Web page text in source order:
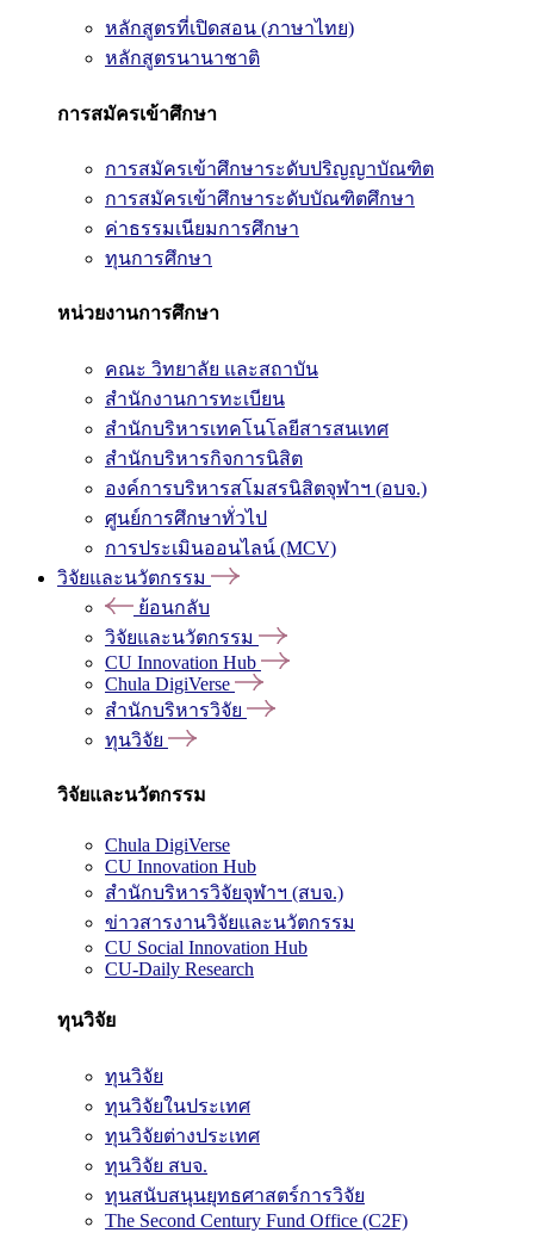
หลักสูตรที่เปิดสอน (ภาษาไทย)
หลักสูตรนานาชาติ
การสมัครเข้าศึกษา
การสมัครเข้าศึกษาระดับปริญญาบัณฑิต
การสมัครเข้าศึกษาระดับบัณฑิตศึกษา
ค่าธรรมเนียมการศึกษา
ทุนการศึกษา
หน่วยงานการศึกษา
คณะ วิทยาลัย และสถาบัน
สำนักงานการทะเบียน
สำนักบริหารเทคโนโลยีสารสนเทศ
สำนักบริหารกิจการนิสิต
องค์การบริหารสโมสรนิสิตจุฬาฯ (อบจ.)
ศูนย์การศึกษาทั่วไป
การประเมินออนไลน์ (MCV)
วิจัยและนวัตกรรม
ย้อนกลับ
วิจัยและนวัตกรรม
CU Innovation Hub
Chula DigiVerse
สำนักบริหารวิจัย
ทุนวิจัย
วิจัยและนวัตกรรม
Chula DigiVerse
CU Innovation Hub
สำนักบริหารวิจัยจุฬาฯ (สบจ.)
ข่าวสารงานวิจัยและนวัตกรรม
CU Social Innovation Hub
CU-Daily Research
ทุนวิจัย
ทุนวิจัย
ทุนวิจัยในประเทศ
ทุนวิจัยต่างประเทศ
ทุนวิจัย สบจ.
ทุนสนับสนุนยุทธศาสตร์การวิจัย
The Second Century Fund Office (C2F)